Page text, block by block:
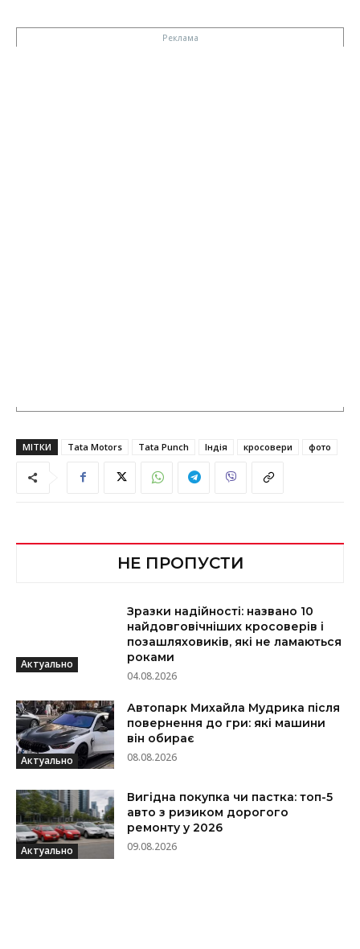
МІТКИ Tata Motors Tata Punch Індія кросовери фото
НЕ ПРОПУСТИ
Актуально
Зразки надійності: названо 10
найдовговічніших кросоверів і
позашляховиків, які не ламаються
роками
04.08.2026
Актуально
Автопарк Михайла Мудрика після
повернення до гри: які машини
він обирає
08.08.2026
Актуально
Вигідна покупка чи пастка: топ-5
авто з ризиком дорогого
ремонту у 2026
09.08.2026